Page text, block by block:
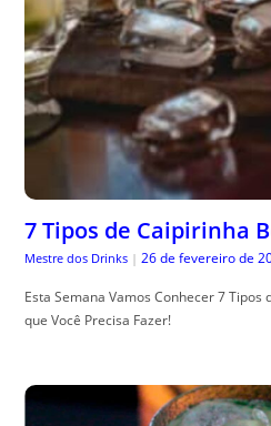
7 Tipos de Caipirinha
Mestre dos Drinks | 26 de fevereiro de
Esta Semana Vamos Conhecer 7
que Você Precisa Fazer!